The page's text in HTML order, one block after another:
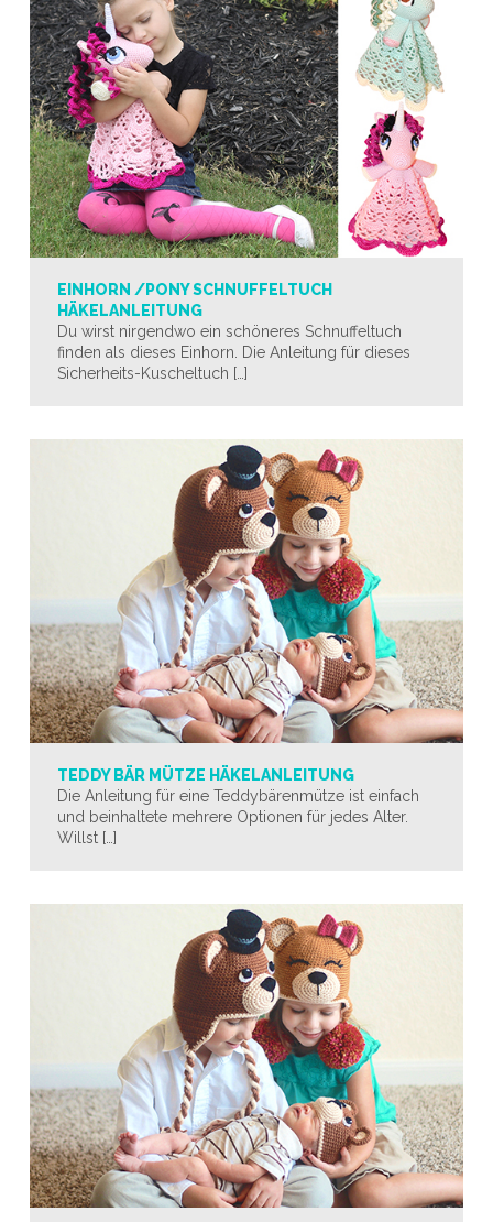
EINHORN /PONY SCHNUFFELTUCH
HÄKELANLEITUNG
Du wirst nirgendwo ein schöneres Schnuffeltuch
finden als dieses Einhorn. Die Anleitung für dieses
Sicherheits-Kuscheltuch […]
TEDDY BÄR MÜTZE HÄKELANLEITUNG
Die Anleitung für eine Teddybärenmütze ist einfach
und beinhaltete mehrere Optionen für jedes Alter.
Willst […]